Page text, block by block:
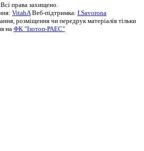
. Всі права захищено.
VitahA Веб-підтримка: I.Savorona
розміщення чи передрук матеріалів тільки
на ФК "Ізотоп-РАЕС"